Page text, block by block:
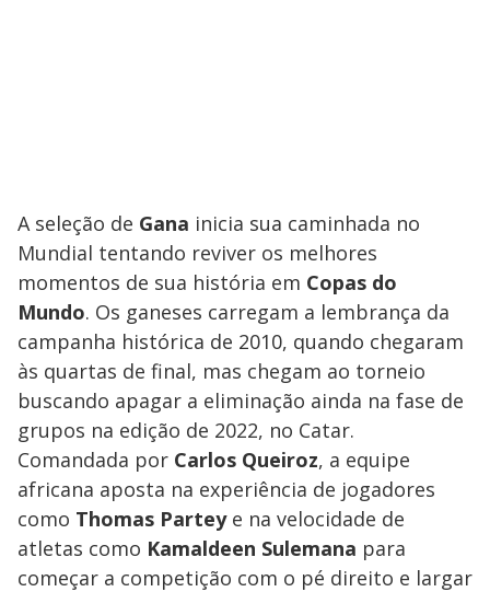
A seleção de Gana inicia sua caminhada no
Mundial tentando reviver os melhores
momentos de sua história em Copas do
Mundo. Os ganeses carregam a lembrança da
campanha histórica de 2010, quando chegaram
às quartas de final, mas chegam ao torneio
buscando apagar a eliminação ainda na fase de
grupos na edição de 2022, no Catar.
Comandada por Carlos Queiroz, a equipe
africana aposta na experiência de jogadores
como Thomas Parteye na velocidade de
atletas como Kamaldeen Sulemana para
começar a competição com o pé direito e largar